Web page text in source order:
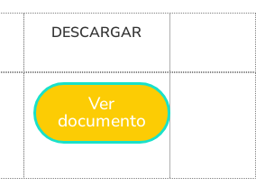
DESCARGAR
Ver
documento